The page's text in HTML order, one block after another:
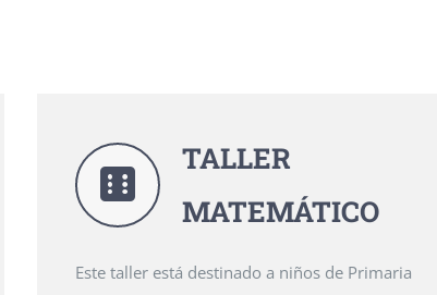
TALLER
MATEMÁTICO
Este taller está destinado a niños de Primaria